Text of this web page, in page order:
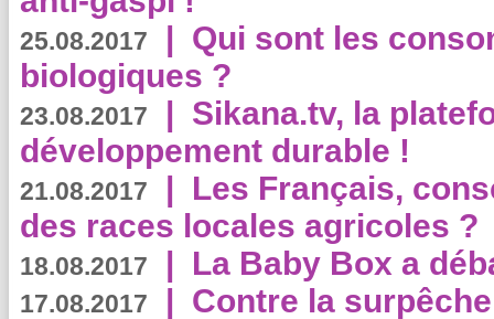
25.08.2017 | Qui sont les
biologiques ?
23.08.2017 | Sikana.tv, la
développement durable !
21.08.2017 | Les Français,
des races locales agricoles ?
18.08.2017 | La Baby Box a
17.08.2017 | Contre la